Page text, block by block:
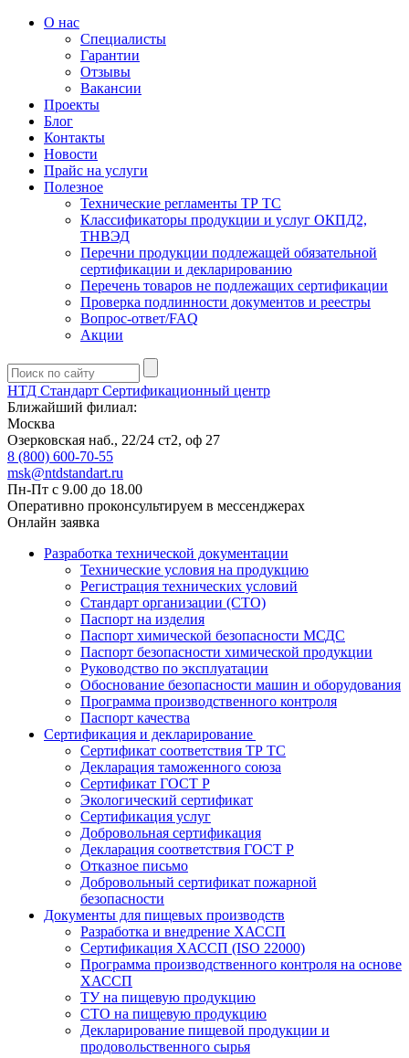
О нас
Специалисты
Гарантии
Отзывы
Вакансии
Проекты
Блог
Контакты
Новости
Прайс на услуги
Полезное
Технические регламенты ТР ТС
Классификаторы продукции и услуг ОКПД2,
ТНВЭД
Перечни продукции подлежащей обязательной
сертификации и декларированию
Перечень товаров не подлежащих сертификации
Проверка подлинности документов и реестры
Вопрос-ответ/FAQ
Акции
НТД Стандарт Сертификационный центр
Ближайший филиал:
Москва
Озерковская наб., 22/24 ст2, оф 27
8 (800) 600-70-55
msk@ntdstandart.ru
Пн-Пт с 9.00 до 18.00
Оперативно проконсультируем в мессенджерах
Онлайн заявка
Разработка технической документации
Технические условия на продукцию
Регистрация технических условий
Стандарт организации (СТО)
Паспорт на изделия
Паспорт химической безопасности МСДС
Паспорт безопасности химической продукции
Руководство по эксплуатации
Обоснование безопасности машин и оборудования
Программа производственного контроля
Паспорт качества
Сертификация и декларирование
Сертификат соответствия ТР ТС
Декларация таможенного союза
Сертификат ГОСТ Р
Экологический сертификат
Сертификация услуг
Добровольная сертификация
Декларация соответствия ГОСТ Р
Отказное письмо
Добровольный сертификат пожарной
безопасности
Документы для пищевых производств
Разработка и внедрение ХАССП
Сертификация ХАССП (ISO 22000)
Программа производственного контроля на основе
ХАССП
ТУ на пищевую продукцию
СТО на пищевую продукцию
Декларирование пищевой продукции и
продовольственного сырья